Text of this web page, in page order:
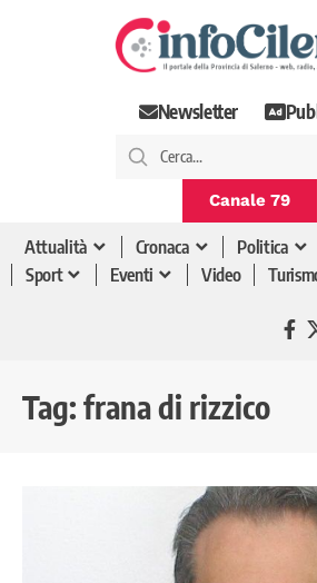
Newsletter
Canale 79
Attualità Cronaca Politica
Sport
Eventi Video
Tag: frana di rizzico